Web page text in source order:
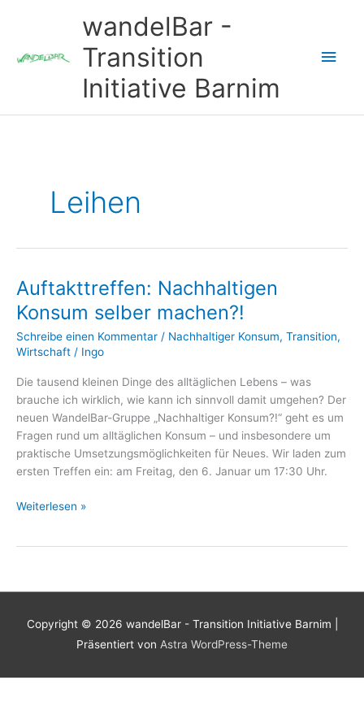
wandelBar -
Transition
Initiative Barnim
Leihen
Auftakttreffen: Nachhaltigen
Konsum selber machen?!
Schreibe einen Kommentar / Nachhaltiger Konsum, Transition,
Wirtschaft / Ingo
Die tausend kleinen Dinge des alltäglichen Lebens – was
brauche ich wirklich, wie kann ich sinnvoll damit umgehen? Der
neuen WandelBar-Gruppe „Nachhaltiger Konsum?!“ geht es um
Fragen rund um alltäglichen Konsum – und insbesondere um
praktische Umsetzungsmöglichkeiten für Neues. Wir laden zum
ersten Treffen ein: am Freitag, den 6. Januar um 17:30 Uhr.
Auftakttreffen:
Weiterlesen »
Copyright © 2026 wandelBar - Transition Initiative Barnim
Präsentiert von Astra WordPress-Theme